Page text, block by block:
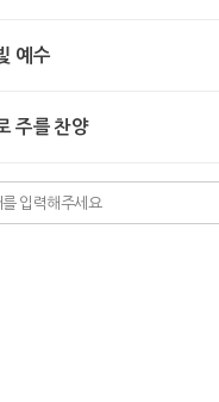
예수
주를 찬양